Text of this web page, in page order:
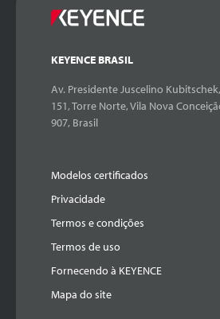
KEYENCE BRASIL
Av. Presidente Juscelino
151, Torre Norte, Vila Nova
907, Brasil
Modelos certificados
Privacidade
Termos e condições
Termos de uso
Fornecendo à KEYENCE
Mapa do site